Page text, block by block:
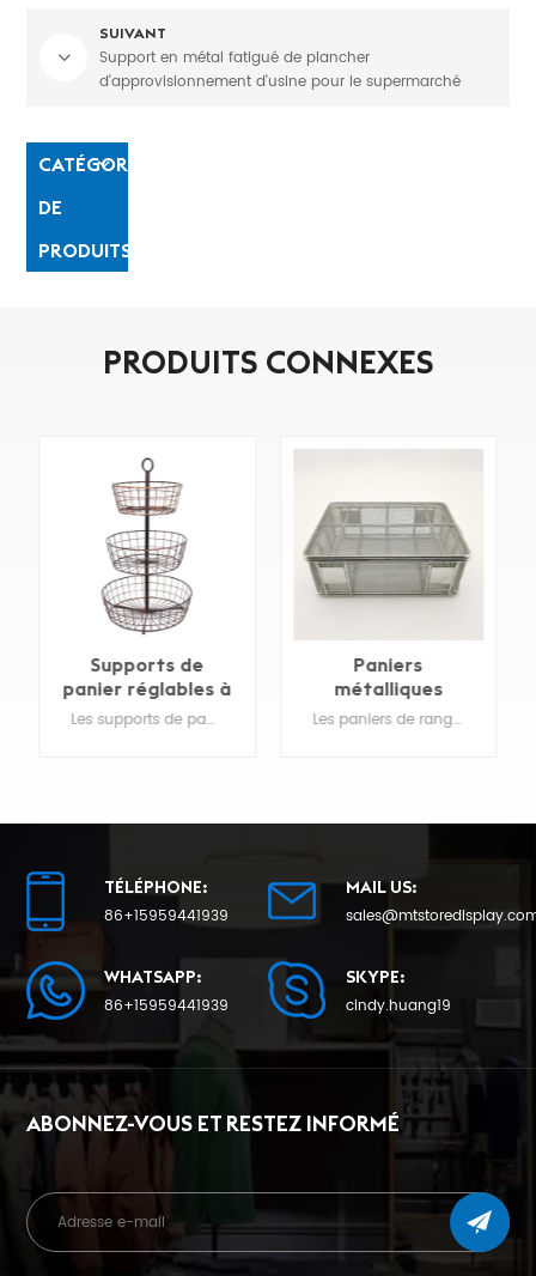
SUIVANT
Support en métal fatigué de plancher
d'approvisionnement d'usine pour le supermarché
CATÉGORIES
DE
PRODUITS
PRODUITS CONNEXES
Paniers
métalliques
empilés
d'approvisionnement
Les paniers de rangement sont en métal solide avec une surface de vernis noir, robuste et antirouille pour une longue durée de vie.
APPRENDRE
ENCORE PLUS
Poubelles
roulantes en
métal chromé
massif pour vente
Les poubelles en métal populaires le design est parfait pour les programmes de vente ou de promotion dans les supermarchés ou les épiceries. Fabriqué en fil et tube durables.
APPRENDRE
ENCORE PLUS
TÉLÉPHONE:
86+15959441939
MAIL US:
WHATSAPP:
86+15959441939
SKYPE:
cindy.huang19
ABONNEZ-VOUS ET RESTEZ INFORMÉ